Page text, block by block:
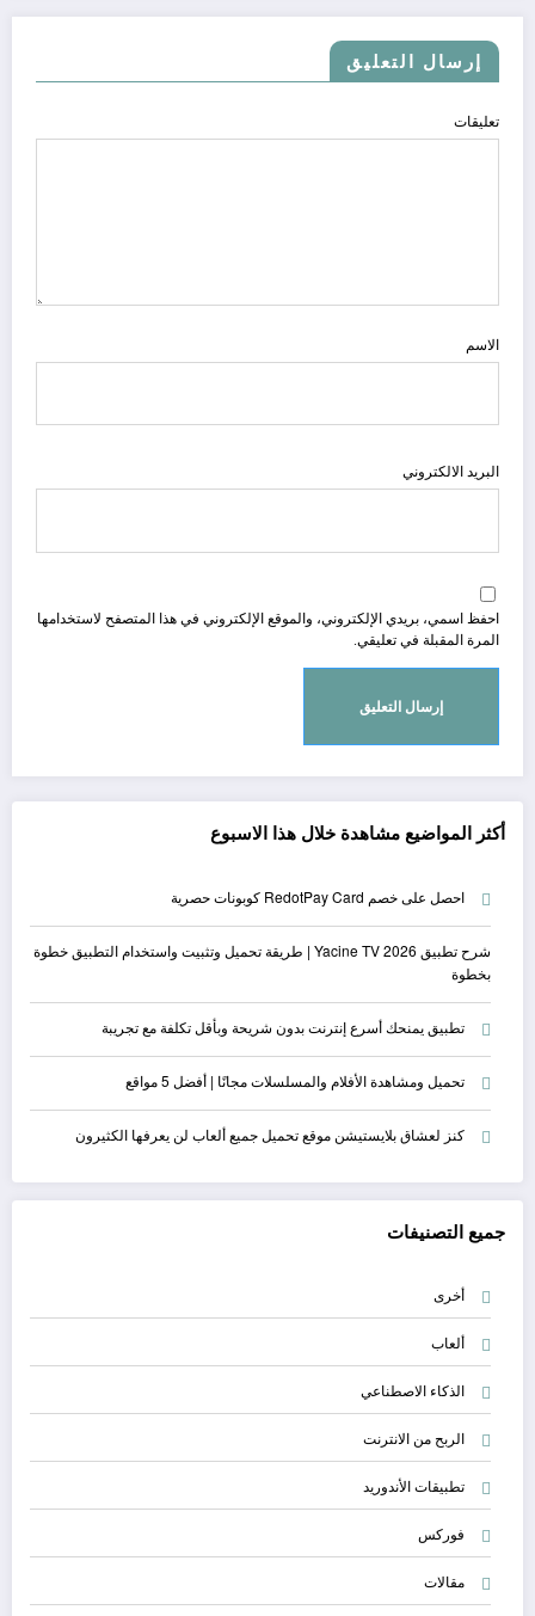
إرسال التعليق
تعليقات
الاسم
البريد الالكتروني
احفظ اسمي، بريدي الإلكتروني، والموقع الإلكتروني في هذا المتصفح لاستخدامها
المرة المقبلة في تعليقي.
أكثر المواضيع مشاهدة خلال هذا الاسبوع
احصل على خصم RedotPay Card كوبونات حصرية
شرح تطبيق Yacine TV 2026 | طريقة تحميل وتثبيت واستخدام التطبيق خطوة
بخطوة
تطبيق يمنحك أسرع إنترنت بدون شريحة وبأقل تكلفة مع تجريبة
تحميل ومشاهدة الأفلام والمسلسلات مجانًا | أفضل 5 مواقع
كنز لعشاق بلايستيشن موقع تحميل جميع ألعاب لن يعرفها الكثيرون
جميع التصنيفات
أخرى
ألعاب
الذكاء الاصطناعي
الربح من الانترنت
تطبيقات الأندوريد
فوركس
مقالات